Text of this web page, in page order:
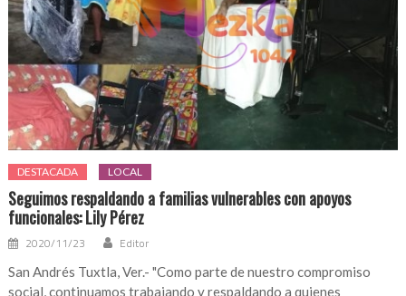
DESTACADA LOCAL
Seguimos respaldando a familias vulnerables con apoyos
funcionales: Lily Pérez
2020/11/23 Editor
San Andrés Tuxtla, Ver.- "Como parte de nuestro compromiso
social, continuamos trabajando y respaldando a quienes